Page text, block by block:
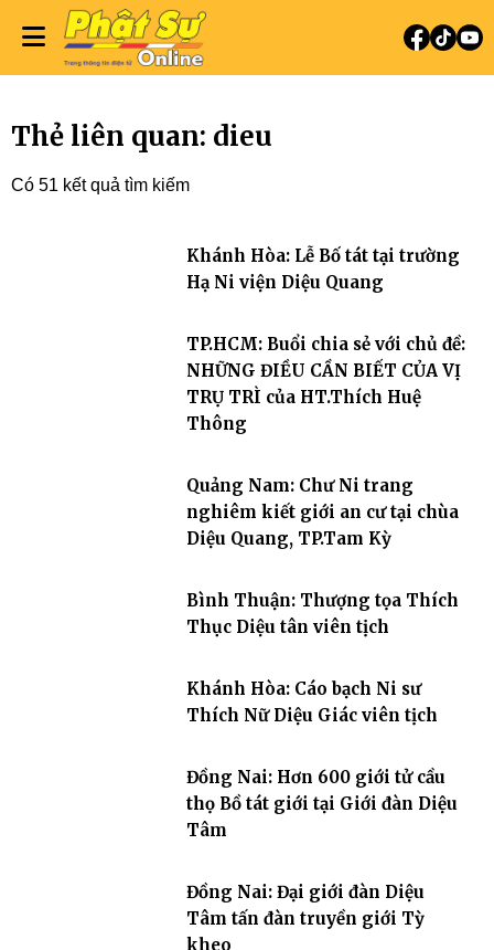
Thẻ liên quan: dieu
Có 51 kết quả tìm kiếm
Khánh Hòa: Lễ Bố tát tại trường
Hạ Ni viện Diệu Quang
TP.HCM: Buổi chia sẻ với chủ đề:
NHỮNG ĐIỀU CẦN BIẾT CỦA VỊ
TRỤ TRÌ của HT.Thích Huệ
Thông
Quảng Nam: Chư Ni trang
nghiêm kiết giới an cư tại chùa
Diệu Quang, TP.Tam Kỳ
Bình Thuận: Thượng tọa Thích
Thục Diệu tân viên tịch
Khánh Hòa: Cáo bạch Ni sư
Thích Nữ Diệu Giác viên tịch
Đồng Nai: Hơn 600 giới tử cầu
thọ Bồ tát giới tại Giới đàn Diệu
Tâm
Đồng Nai: Đại giới đàn Diệu
Tâm tấn đàn truyền giới Tỳ
kheo